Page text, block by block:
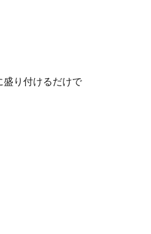
盛り付けるだけで